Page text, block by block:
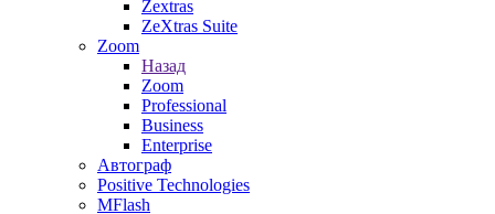
Zextras
ZeXtras Suite
Zoom
Назад
Zoom
Professional
Business
Enterprise
Автограф
Positive Technologies
MFlash